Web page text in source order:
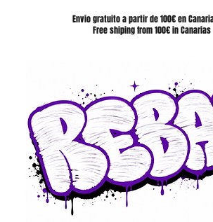
SKATE SHOPEnvio gratuito a partir de 100€ en
Free shiping from 100€ in